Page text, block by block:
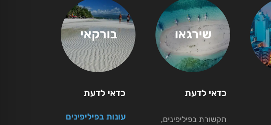
שירגאו בורקאי
כדאי לדעת
תקשורת בפיליפינים,
כדאי לדעת
עונות בפיליפינים